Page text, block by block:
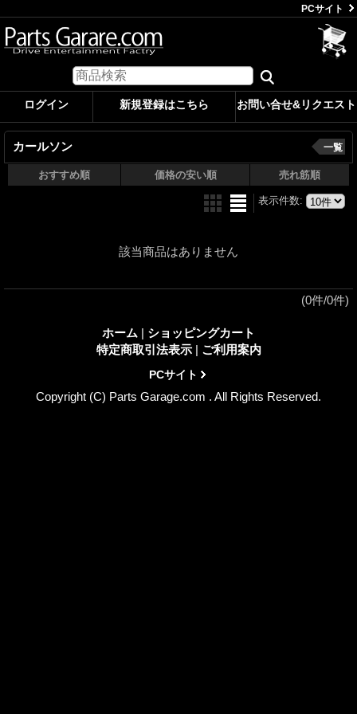
PCサイト
ログイン 新規登録はこちら お問い合せ&リクエスト
カールソン 一覧
おすすめ順 価格の安い順 売れ筋順
表示件数:
該当商品はありません
(0件/0件)
ホーム | ショッピングカート
特定商取引法表示 | ご利用案内
PCサイト
Copyright (C) Parts Garage.com . All Rights Reserved.